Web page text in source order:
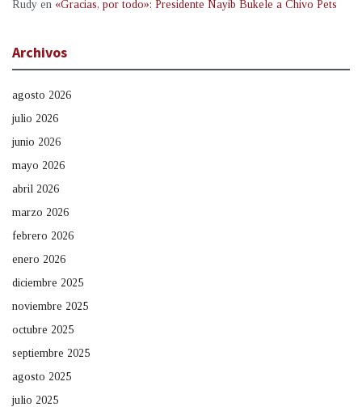
Rudy en «Gracias, por todo»: Presidente Nayib Bukele a Chivo Pets
Archivos
agosto 2026
julio 2026
junio 2026
mayo 2026
abril 2026
marzo 2026
febrero 2026
enero 2026
diciembre 2025
noviembre 2025
octubre 2025
septiembre 2025
agosto 2025
julio 2025